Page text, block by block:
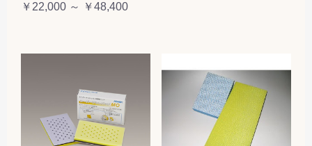
￥22,000 ～ ￥48,400